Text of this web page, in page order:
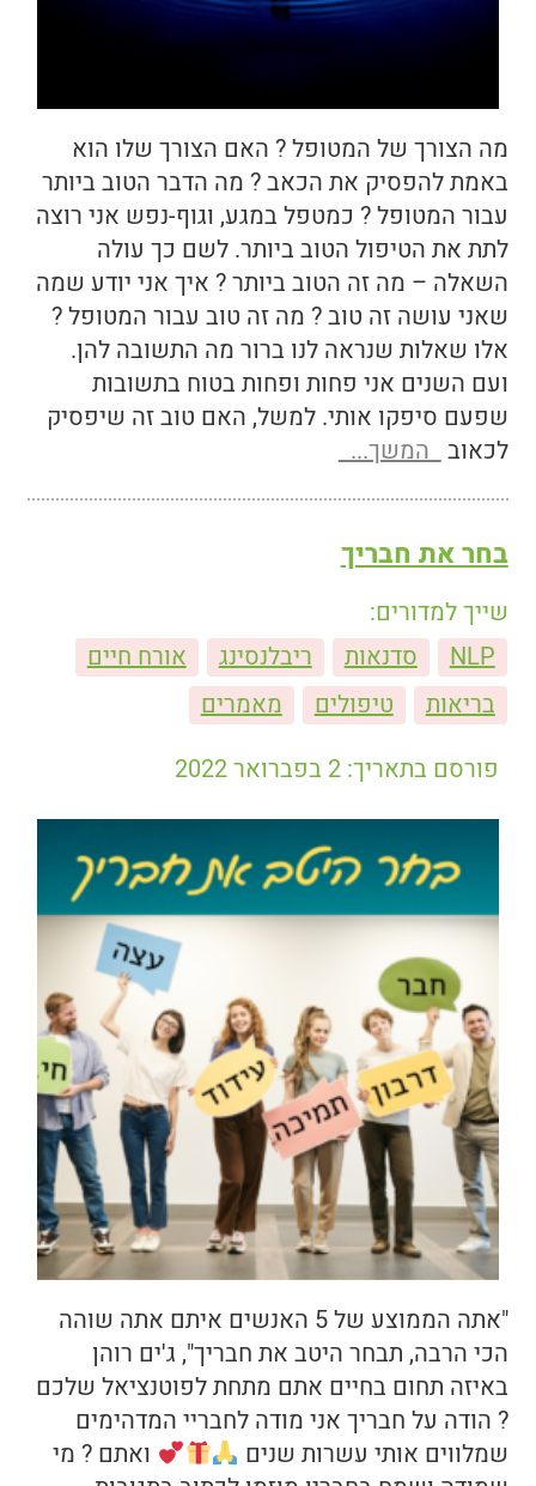
מה הצורך של המטופל ? האם הצורך שלו הוא
באמת להפסיק את הכאב ? מה הדבר הטוב ביותר
עבור המטופל ? כמטפל במגע, וגוף-נפש אני רוצה
לתת את הטיפול הטוב ביותר. לשם כך עולה
השאלה – מה זה הטוב ביותר ? איך אני יודע שמה
שאני עושה זה טוב ? מה זה טוב עבור המטופל ?
אלו שאלות שנראה לנו ברור מה התשובה להן.
ועם השנים אני פחות ופחות בטוח בתשובות
שפעם סיפקו אותי. למשל, האם טוב זה שיפסיק
לכאוב המשך...
בחר את חבריך
שייך למדורים:
NLP
סדנאות ריבלנסינג
אורח חיים
בריאות
טיפולים
מאמרים
פורסם בתאריך: 2 בפברואר 2022
"אתה הממוצע של 5 האנשים איתם אתה שוהה
הכי הרבה, תבחר היטב את חבריך", ג'ים רוהן
באיזה תחום בחיים אתם מתחת לפוטנציאל שלכם
? הודה על חבריך אני מודה לחבריי המדהימים
שמלווים אותי עשרות שנים
ואתם ? מי